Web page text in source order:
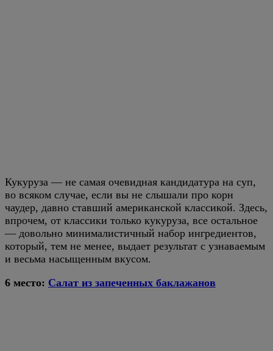
Кукуруза — не самая очевидная кандидатура на суп,
во всяком случае, если вы не слышали про корн
чаудер, давно ставший американской классикой. Здесь,
впрочем, от классики только кукуруза, все остальное
— довольно минималистичный набор ингредиентов,
который, тем не менее, выдает результат с узнаваемым
и весьма насыщенным вкусом.
6 место: Салат из запеченных баклажанов